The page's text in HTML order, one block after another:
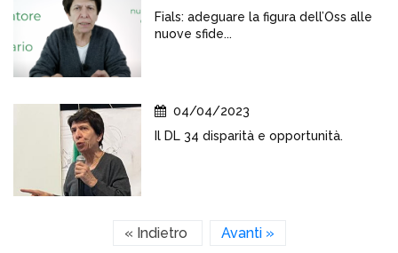
Fials: adeguare la figura dell’Oss alle
nuove sfide...
04/04/2023
Il DL 34 disparità e opportunità.
« Indietro Avanti »